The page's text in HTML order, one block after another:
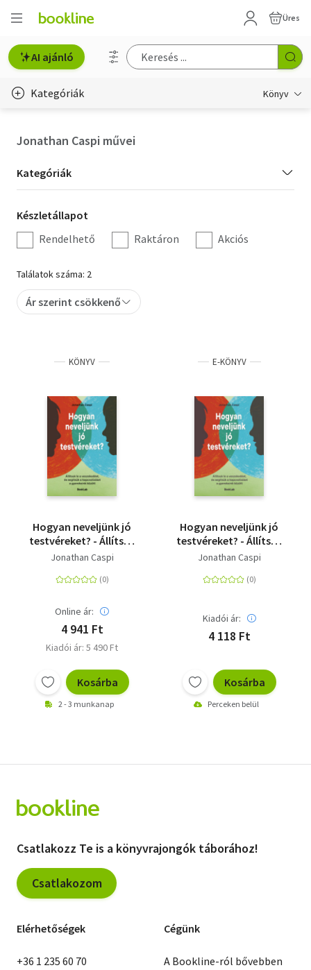
Üres
AI ajánló
Kategóriák Könyv
Hobbi, szabadidő
Irodalom
Művészet
Szakkönyv
Tankönyv, segédkönyv
Társadalomtudomány
Természettudomány
Történelem
Jonathan Caspi művei
Kategória
szűrés
Kategóriák
Készletállapot
szűrés
Készletállapot
Rendelhető
Raktáron Akciós
Találatok száma: 2
Ár szerint csökkenő
KÖNYV
Hogyan neveljünk jó
testvéreket? - Állítsuk
le a veszekedést, és
kapcsolódást a
Jonathan Caspi
Online ár:
4 941 Ft
Kiadói ár: 5 490 Ft
Kosárba
2 - 3 munkanap
E-KÖNYV
Hogyan neveljünk jó
testvéreket? - Állítsuk
le a veszekedést, és
kapcsolódást a
Jonathan Caspi
Kiadói ár:
4 118 Ft
Kosárba
Perceken belül
Csatlakozz Te is a könyvrajongók táborához!
Csatlakozom
Elérhetőségek
+36 1 235 60 70
Cégünk
A Bookline-ról bővebben